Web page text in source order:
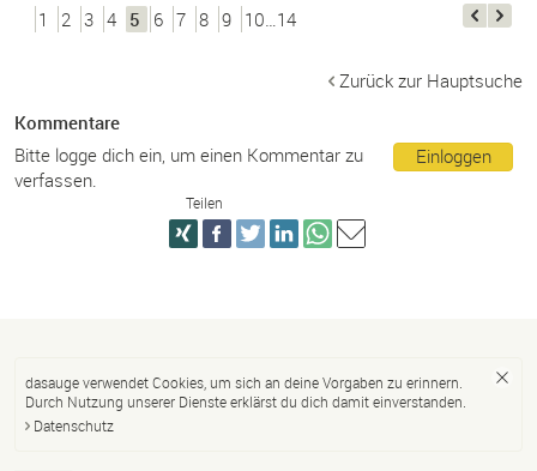
1 2 3 4 5 6 7 8 9 10…14
Zurück zur Hauptsuche
Kommentare
Einloggen
Bitte logge dich ein, um einen Kommentar zu
verfassen.
Teilen
dasauge verwendet Cookies, um sich an deine Vorgaben zu erinnern.
Durch Nutzung unserer Dienste erklärst du dich damit einverstanden.
Datenschutz